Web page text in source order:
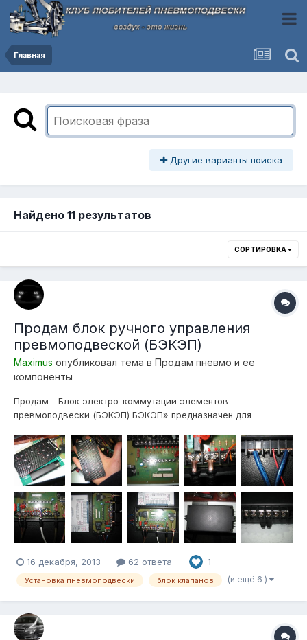
Главная
Другие варианты поиска
Найдено 11 результатов
СОРТИРОВКА
Продам блок ручного управления
превмоподвеской (БЭКЭП)
Maximus опубликовал тема в Продам пневмо и ее
компоненты
Продам - Блок электро-коммутации элементов
превмоподвески (БЭКЭП) БЭКЭП» предназначен для
пневмоподвеской, и дистанционного, ручного, управления
пневмосистемой, так же предоставляет возможность
последующего дополнения системы, «умной» электронико...
16 декабря, 2013 62 ответа 1
Установка пневмоподвески блок клапанов (и ещё 6 )